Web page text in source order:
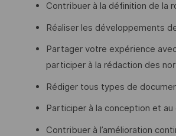
Contribuer à la définition de la
Réaliser les développements
Partager votre expérience
participer à la rédaction des
Rédiger tous types de
Participer à la conception et
Contribuer à l’amélioration